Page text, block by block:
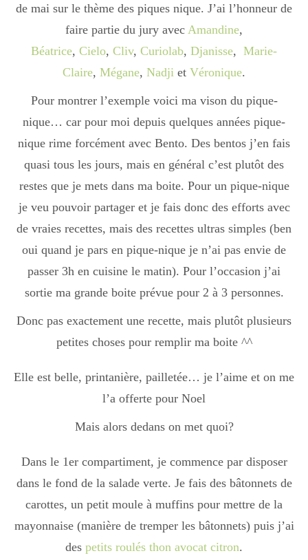
Apéro
Entrée
plats
Dessert
Boisson chaudes
Les classiques
Mes amis en cuisine
Recettes Végétariennes
Resto
Tuto
de mai sur le thème des piques nique. J’ai l’honneur de
faire partie du jury avec Amandine,
Béatrice, Cielo, Cliv, Curiolab, Djanisse, Marie-
Claire, Mégane, Nadji et Véronique.
Pour montrer l’exemple voici ma vison du pique-
nique… car pour moi depuis quelques années pique-
nique rime forcément avec Bento. Des bentos j’en fais
quasi tous les jours, mais en général c’est plutôt des
restes que je mets dans ma boite. Pour un pique-nique
je veu pouvoir partager et je fais donc des efforts avec
de vraies recettes, mais des recettes ultras simples (ben
oui quand je pars en pique-nique je n’ai pas envie de
passer 3h en cuisine le matin). Pour l’occasion j’ai
sortie ma grande boite prévue pour 2 à 3 personnes.
Donc pas exactement une recette, mais plutôt plusieurs
petites choses pour remplir ma boite ^^
Elle est belle, printanière, pailletée… je l’aime et on me
l’a offerte pour Noel
Mais alors dedans on met quoi?
Dans le 1er compartiment, je commence par disposer
dans le fond de la salade verte. Je fais des bâtonnets de
carottes, un petit moule à muffins pour mettre de la
mayonnaise (manière de tremper les bâtonnets) puis j’ai
des petits roulés thon avocat citron.